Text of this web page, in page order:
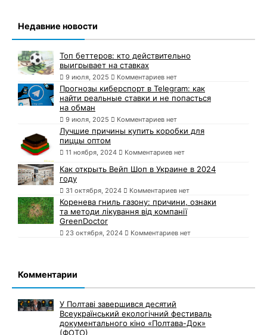
Недавние новости
Топ беттеров: кто действительно
выигрывает на ставках
9 июля, 2025 Комментариев нет
Прогнозы киберспорт в Telegram: как
найти реальные ставки и не попасться
на обман
9 июля, 2025 Комментариев нет
Лучшие причины купить коробки для
пиццы оптом
11 ноября, 2024 Комментариев нет
Как открыть Вейп Шоп в Украине в 2024
году
31 октября, 2024 Комментариев нет
Коренева гниль газону: причини, ознаки
та методи лікування від компанії
GreenDoctor
23 октября, 2024 Комментариев нет
Комментарии
У Полтаві завершився десятий
Всеукраїнський екологічний фестиваль
документального кіно «Полтава-Док»
(ФОТО)